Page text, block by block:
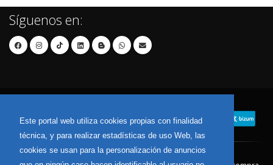
Este portal web utiliza cookies propias con finalidad
técnica, y para realizar estadísticas de uso Web, las
cookies se usan para la personalización de anuncios
Síguenos en: